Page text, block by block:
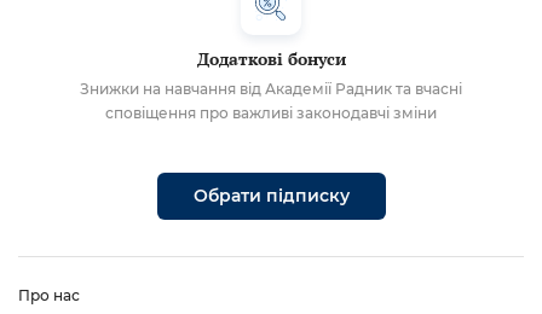
Додаткові бонуси
Знижки на навчання від Академії Радник та вчасні
сповіщення про важливі законодавчі зміни
Обрати підписку
Про нас